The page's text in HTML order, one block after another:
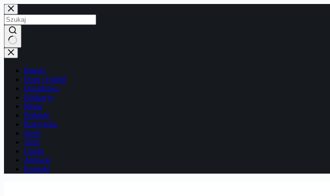
Przejdź
do
treści
Brak
wyników
Biznes
Dom i Ogród
Doradztwo
Edukacja
Moda
Podróże
Rozrywka
Sport
Tech
Uroda
Zdrowie
Kontakt